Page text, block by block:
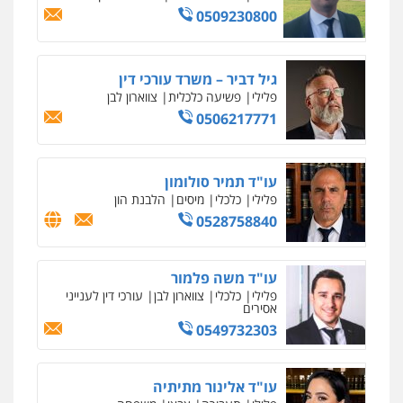
0547780927
פלילי פשע חמור תעבורה צבא
וחקירות
0542255161
פלילי פשיעה חמורה
וחקירות
0544723840
עו"ד ראוף נג'אר
פלילי עורכי דין לענייני אסירים
סמים רכוש
0548009246
דוד אפרים משרד עורכי דין
פלילי צווארון לבן מס הכנסה